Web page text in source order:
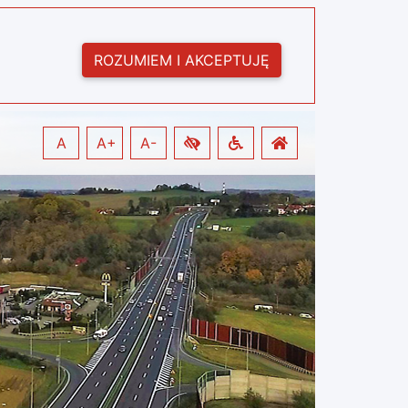
ROZUMIEM I AKCEPTUJĘ
A A+ A-